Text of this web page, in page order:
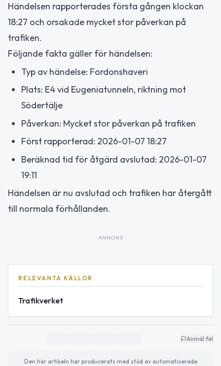
Händelsen rapporterades första gången klockan
18:27 och orsakade mycket stor påverkan på
trafiken.
Följande fakta gäller för händelsen:
Typ av händelse: Fordonshaveri
Plats: E4 vid Eugeniatunneln, riktning mot
Södertälje
Påverkan: Mycket stor påverkan på trafiken
Först rapporterad: 2026-01-07 18:27
Beräknad tid för åtgärd avslutad: 2026-01-07
19:11
Händelsen är nu avslutad och trafiken har återgått
till normala förhållanden.
ANNONS
RELEVANTA KÄLLOR
Trafikverket
Anmäl fel
Den här artikeln har producerats med stöd av automatiserade